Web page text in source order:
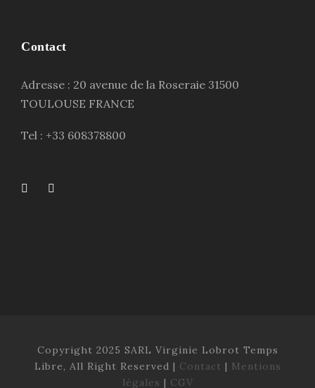
Contact
Adresse : 20 avenue de la Roseraie 31500
TOULOUSE FRANCE
Tel : +33 608378800
Copyright 2025 SARL Virginie Lobrot Temps
Libre, All Right Reserved | Contact | Mentions
légales | CGV